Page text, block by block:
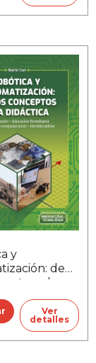
y
de
a la
Ver
detalles